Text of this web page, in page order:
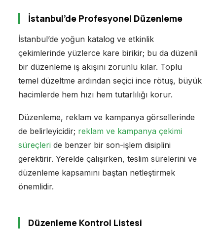
İstanbul’de Profesyonel Düzenleme
İstanbul’de yoğun katalog ve etkinlik
çekimlerinde yüzlerce kare birikir; bu da düzenli
bir düzenleme iş akışını zorunlu kılar. Toplu
temel düzeltme ardından seçici ince rötuş, büyük
hacimlerde hem hızı hem tutarlılığı korur.
Düzenleme, reklam ve kampanya görsellerinde
de belirleyicidir; reklam ve kampanya çekimi
süreçleri de benzer bir son-işlem disiplini
gerektirir. Yerelde çalışırken, teslim sürelerini ve
düzenleme kapsamını baştan netleştirmek
önemlidir.
Düzenleme Kontrol Listesi